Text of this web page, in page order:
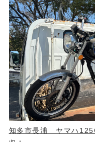
知多市長浦 ヤマハ